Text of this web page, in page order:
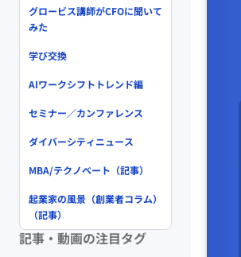
グロービス講師がCFOに聞いて
みた
学び交換
AIワークシフトトレンド編
セミナー／カンファレンス
ダイバーシティニュース
MBA/テクノベート（記事）
起業家の風景（創業者コラム）
（記事）
記事・動画の注目タグ